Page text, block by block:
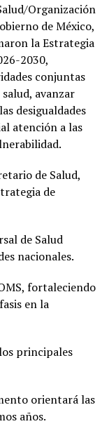
Organización
de México,
la Estrategia
2030,
conjuntas
avanzar
desigualdades
atención a las
de Salud,
de
de Salud
nacionales.
fortaleciendo
en la
principales
orientará las
años.